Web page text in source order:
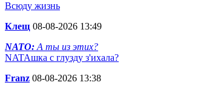
Всюду жизнь
Клещ 08-08-2026 13:49
NATO: А ты из этих?
NATAшка с глузду з'ихала?
Franz 08-08-2026 13:38